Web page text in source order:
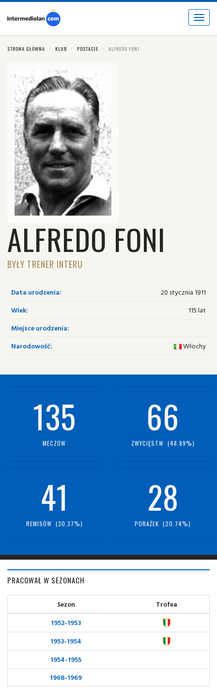
Toggle
STRONA GŁÓWNA KLUB POSTACIE ALFREDO FONI
ALFREDO FONI
BYŁY TRENER INTERU
Data urodzenia:
20 stycznia 1911
Wiek:
115 lat
Miejsce urodzenia:
Narodowość:
Włochy
135
MECZÓW
66
ZWYCIĘSTW (48.89%)
41
REMISÓW (30.37%)
28
PORAŻEK (20.74%)
PRACOWAŁ W SEZONACH
Sezon
Trofea
1952-1953
1953-1954
1954-1955
1968-1969